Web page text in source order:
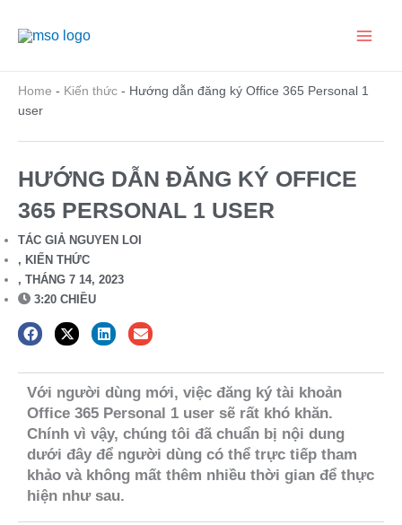
nội
Home - Kiến thức - Hướng dẫn đăng ký Office 365 Personal 1
user
HƯỚNG DẪN ĐĂNG KÝ OFFICE
365 PERSONAL 1 USER
TÁC GIẢ NGUYEN LOI
, KIẾN THỨC
, THÁNG 7 14, 2023
3:20 CHIỀU
Với người dùng mới, việc đăng ký tài khoản
Office 365 Personal 1 user sẽ rất khó khăn.
Chính vì vậy, chúng tôi đã chuẩn bị nội dung
dưới đây để người dùng có thể trực tiếp tham
khảo và không mất thêm nhiều thời gian để thực
hiện như sau.